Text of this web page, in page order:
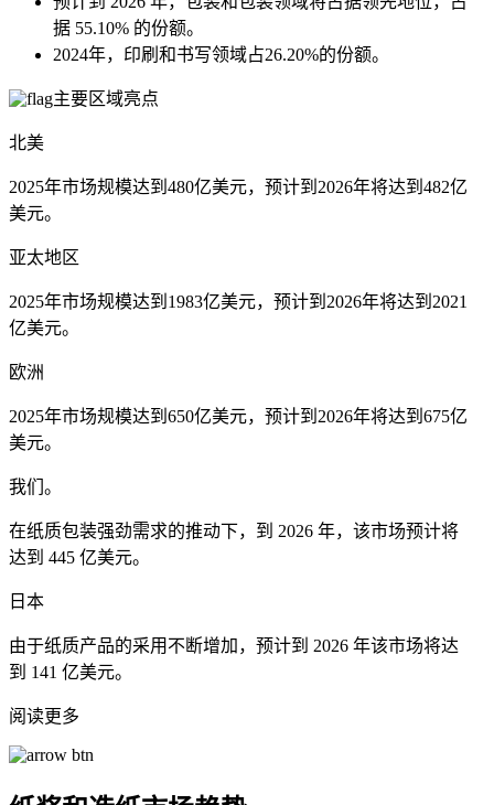
据 55.10% 的份额。
2024年，印刷和书写领域占26.20%的份额。
主要区域亮点
北美
2025年市场规模达到480亿美元，预计到2026年将达到482亿
美元。
亚太地区
2025年市场规模达到1983亿美元，预计到2026年将达到2021
亿美元。
欧洲
2025年市场规模达到650亿美元，预计到2026年将达到675亿
美元。
我们。
在纸质包装强劲需求的推动下，到 2026 年，该市场预计将
达到 445 亿美元。
日本
由于纸质产品的采用不断增加，预计到 2026 年该市场将达
到 141 亿美元。
阅读更多